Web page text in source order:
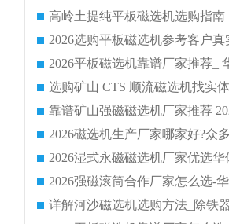
靠谱矿山强磁磁选机厂家推荐